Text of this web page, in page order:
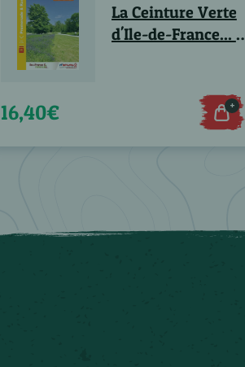
La Ceinture Verte
d'Ile-de-France... à
16,40€ +